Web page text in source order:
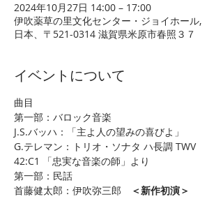
2024年10月27日 14:00 – 17:00
伊吹薬草の里文化センター・ジョイホール,
日本、〒521-0314 滋賀県米原市春照３７
イベントについて
曲目
第一部：バロック音楽
J.S.バッハ：「主よ人の望みの喜びよ」
G.テレマン：トリオ・ソナタ ハ長調 TWV
42:C1 「忠実な音楽の師」より
第一部：民話
首藤健太郎：伊吹弥三郎
＜新作初演＞